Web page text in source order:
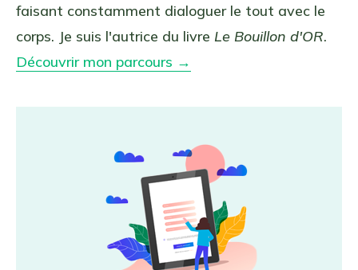
faisant constamment dialoguer le tout avec le
corps. Je suis l'autrice du livre Le Bouillon d'OR.
Découvrir mon parcours →